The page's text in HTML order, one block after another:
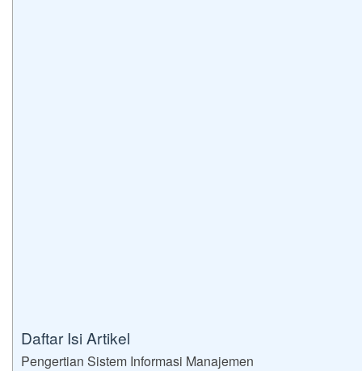
Daftar Isi Artikel
Pengertian Sistem Informasi Manajemen